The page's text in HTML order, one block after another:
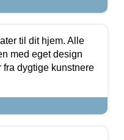
til dit hjem. Alle
med eget design
dygtige kunstnere